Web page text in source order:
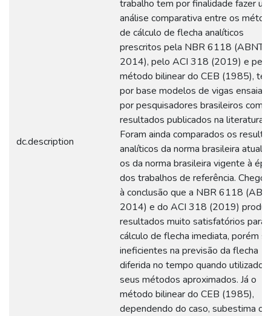
dc.description
trabalho tem por finalidade fazer
análise comparativa entre os
de cálculo de flecha analíticos
prescritos pela NBR 6118 (ABNT,
2014), pelo ACI 318 (2019) e pelo
método bilinear do CEB (1985),
por base modelos de vigas
por pesquisadores brasileiros com
resultados publicados na literatura.
Foram ainda comparados os
analíticos da norma brasileira atual
os da norma brasileira vigente à
dos trabalhos de referência.
à conclusão que a NBR 6118
2014) e do ACI 318 (2019)
resultados muito satisfatórios para
cálculo de flecha imediata, porém
ineficientes na previsão da flecha
diferida no tempo quando utilizados
seus métodos aproximados. Já o
método bilinear do CEB (1985),
dependendo do caso, subestima ou